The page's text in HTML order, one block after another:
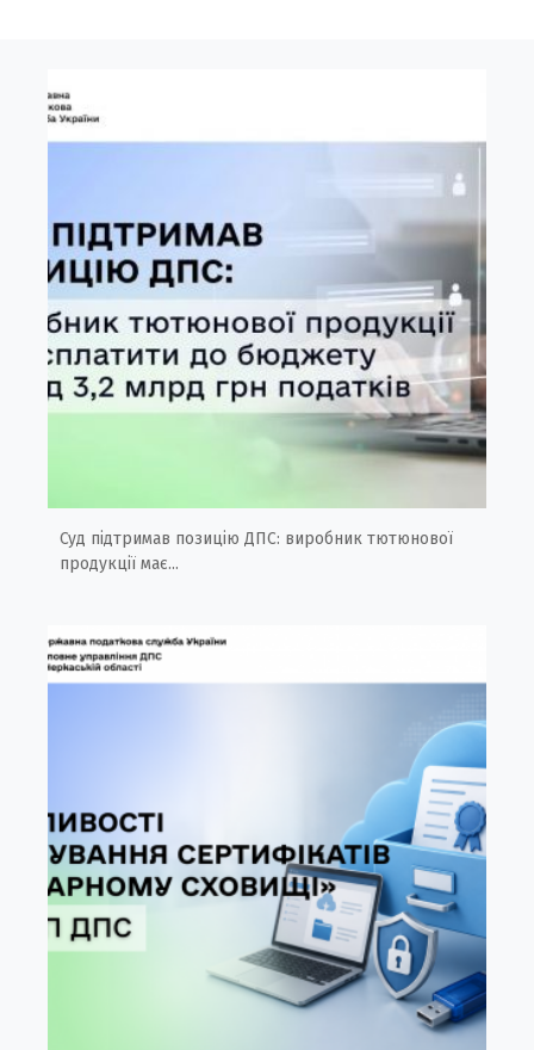
Суд підтримав позицію ДПС: виробник тютюнової
продукції має...